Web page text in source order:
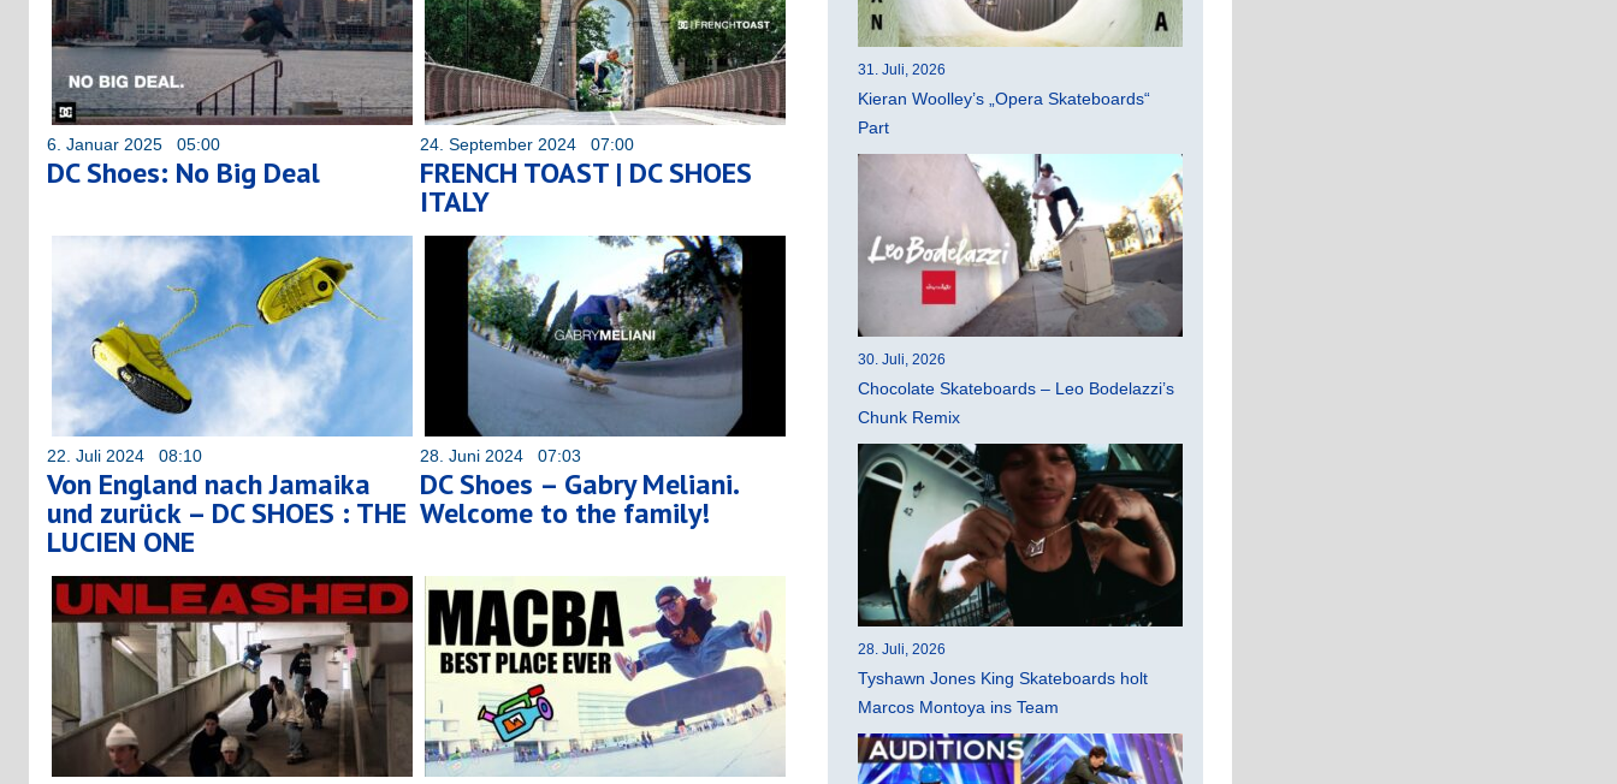
6. Januar 2025 05:00
DC Shoes: No Big Deal
24. September 2024 07:00
FRENCH TOAST | DC SHOES
ITALY
22. Juli 2024 08:10
Von England nach Jamaika
und zurück – DC SHOES : THE
LUCIEN ONE
28. Juni 2024 07:03
DC Shoes – Gabry Meliani.
Welcome to the family!
31. Juli, 2026
Kieran Woolley’s „Opera Skateboards“
Part
30. Juli, 2026
Chocolate Skateboards – Leo Bodelazzi’s
Chunk Remix
28. Juli, 2026
Tyshawn Jones King Skateboards holt
Marcos Montoya ins Team